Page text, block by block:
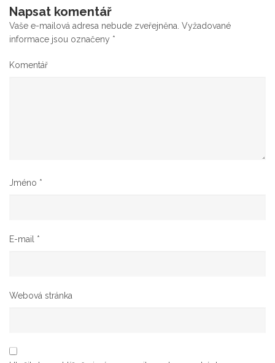
Napsat komentář
Vaše e-mailová adresa nebude zveřejněna. Vyžadované
informace jsou označeny *
Komentář
Jméno *
E-mail *
Webová stránka